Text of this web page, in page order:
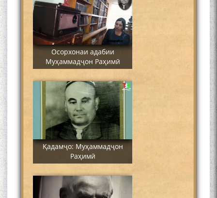
Осорхонаи адабии
Муҳаммадҷон Раҳимӣ
Қадамҷо: Муҳаммадҷон
Раҳимӣ